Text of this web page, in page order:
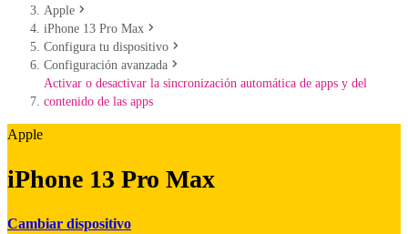
Apple
iPhone 13 Pro Max
Configura tu dispositivo
Configuración avanzada
Activar o desactivar la sincronización automática de apps y del
contenido de las apps
Apple
iPhone 13 Pro Max
Cambiar dispositivo